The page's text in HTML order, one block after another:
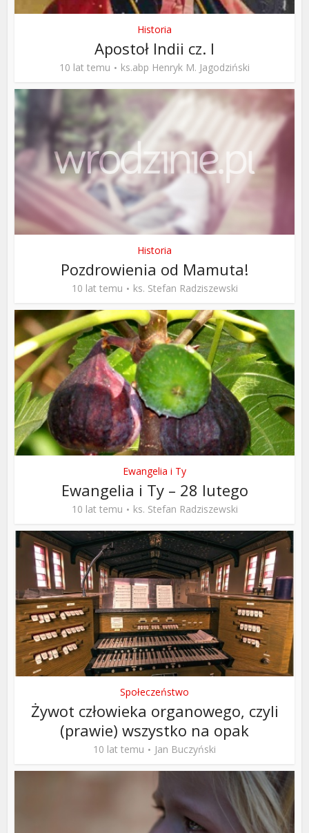
Historia
Apostoł Indii cz. I
10 lat temu ks.abp Henryk M. Jagodziński
Historia
Pozdrowienia od Mamuta!
10 lat temu ks. Stefan Radziszewski
Ewangelia i Ty
Ewangelia i Ty – 28 lutego
10 lat temu ks. Stefan Radziszewski
Społeczeństwo
Żywot człowieka organowego, czyli
(prawie) wszystko na opak
10 lat temu Jan Buczyński